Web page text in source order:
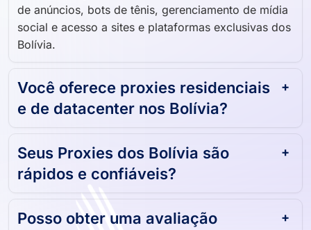
de anúncios, bots de tênis, gerenciamento de mídia
social e acesso a sites e plataformas exclusivas dos
Bolívia.
Você oferece proxies residenciais
e de datacenter nos Bolívia?
Seus Proxies dos Bolívia são
rápidos e confiáveis?
Posso obter uma avaliação